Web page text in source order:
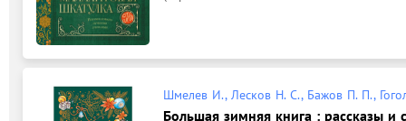
Шмелев И., Лесков Н. С., Бажов П. П.,
Большая зимняя книга : рассказы и